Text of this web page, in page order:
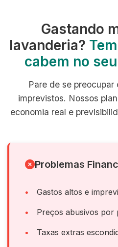
Gastando
lavanderia?
cabem no
Pare de se
imprevistos. Nossos
economia real e
Problemas
Gastos altos e
Preços abusivos por
Taxas extras